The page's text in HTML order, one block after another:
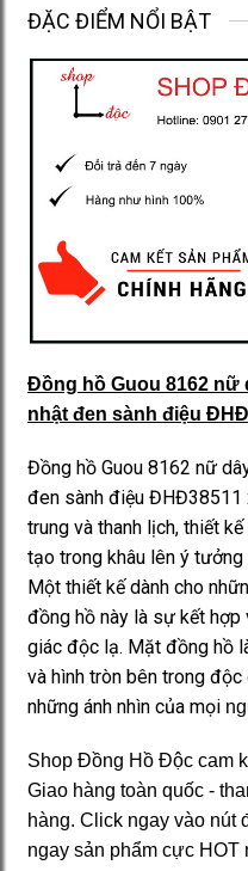
ĐẶC ĐIỂM NỔI BẬT
Đồng hồ Guou 8162 nữ
nhật đen sành điệu
Đồng hồ Guou 8162 nữ
đen sành điệu ĐHĐ38511
trung và thanh lịch, thiết
tạo trong khâu lên ý tưởng
Một thiết kế dành cho
đồng hồ này là sự kết
giác độc lạ. Mặt đồng hồ
và hình tròn bên trong
những ánh nhìn của mọi
Shop Đồng Hồ Độc cam
Giao hàng toàn quốc -
hàng. Click ngay vào
ngay sản phẩm cực HOT